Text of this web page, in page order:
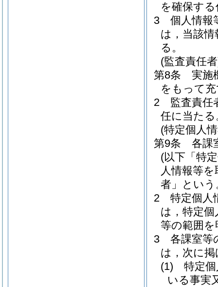
を確保す
3
個人情報
は，当該
る。
(監査責任
第8条
実施
をもって
2
監査責任
任に当たる
(特定個人
第9条
各課
(以下「特
人情報等
者」という
2
特定個人
は，特定
等の範囲
3
各課室等
は，次に
(1)
特定
いる事実